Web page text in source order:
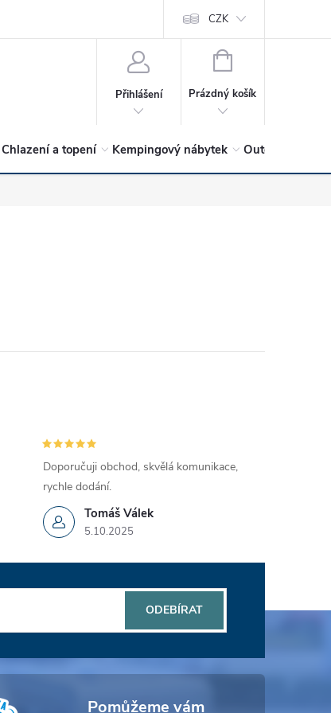
O společnosti Hodnocení obchodu
CZK
Přihlášení
NÁKUPNÍ
Prázdný košík
Chlazení a topení Kempingový nábytek Outdoor a
Tomáš Válek
5.10.2025
Doporučuji obchod, skvělá komunikace,
rychle dodání.
ODEBÍRAT